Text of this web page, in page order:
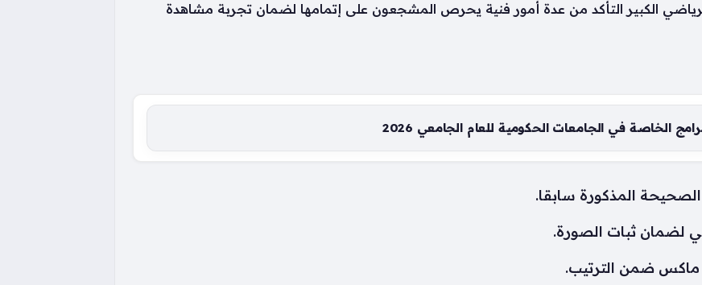
الكبير التأكد من عدة أمور فنية يحرص المشجعون على إتمامها لضمان تجربة مشاهدة
الخاصة في الجامعات الحكومية للعام الجامعي 2026
المذكورة سابقا.
لضمان ثبات الصورة.
ماكس ضمن الترتيب.